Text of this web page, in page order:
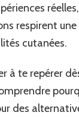
respirent
cutanées.
à te repérer
des